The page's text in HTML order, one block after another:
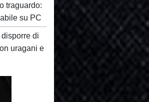
traguardo:
su PC
di
uragani e